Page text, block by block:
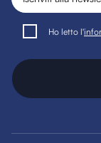
Ho letto l'